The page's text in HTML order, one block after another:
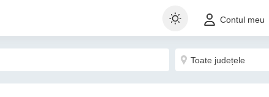
Contul meu